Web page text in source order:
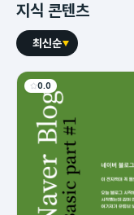
지식 콘텐츠
최신순
0.0